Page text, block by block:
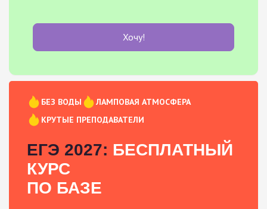
Хочу!
БЕЗ ВОДЫ
ЛАМПОВАЯ АТМОСФЕРА
КРУТЫЕ ПРЕПОДАВАТЕЛИ
ЕГЭ 2027: БЕСПЛАТНЫЙ
КУРС
ПО БАЗЕ